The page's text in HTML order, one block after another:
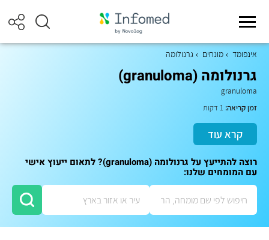
אינפומד מונחים גרנולומה
גרנולומה (granuloma)
granuloma
זמן קריאה:
קרא עוד
רוצה להתייעץ על גרנולומה (granuloma)? לתאום ייעוץ אישי
עם המומחים שלנו: